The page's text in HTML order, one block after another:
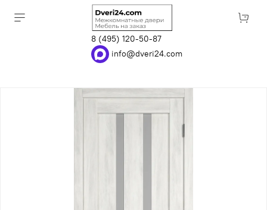
8 (495) 120-50-87
info@dveri24.com